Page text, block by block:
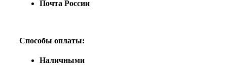
Почта России
Способы оплаты:
Наличными